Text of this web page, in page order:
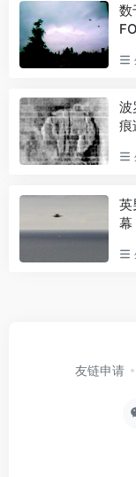
数
波
痕
英
幕
友链申请